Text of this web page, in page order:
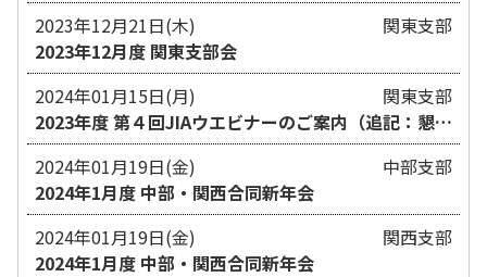
関東支部
2023年12月度 関東支部会
2023年12月21日(木)
関東支部
2023年度 第４回JIAウエビナーのご案内（追記：懇親
会情報）
2024年01月15日(月)
中部支部
2024年1月度 中部・関西合同新年会
2024年01月19日(金)
関西支部
2024年1月度 中部・関西合同新年会
2024年01月19日(金)